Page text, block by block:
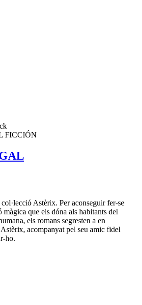
FICCIÓN
Astèrix. Per aconseguir fer-se
màgica que els dóna als habitants del
els romans segresten a en
acompanyat pel seu amic fidel
ho.